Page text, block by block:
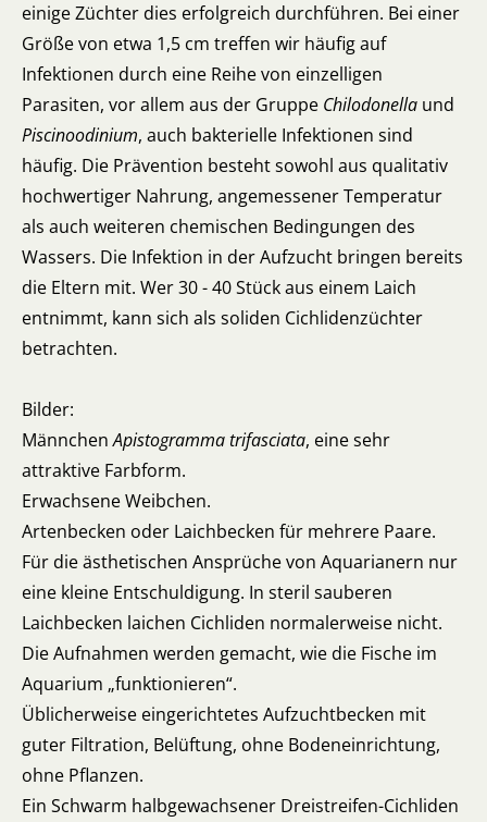
einige Züchter dies erfolgreich durchführen. Bei einer
Größe von etwa 1,5 cm treffen wir häufig auf
Infektionen durch eine Reihe von einzelligen
Parasiten, vor allem aus der Gruppe Chilodonella und
Piscinoodinium, auch bakterielle Infektionen sind
häufig. Die Prävention besteht sowohl aus qualitativ
hochwertiger Nahrung, angemessener Temperatur
als auch weiteren chemischen Bedingungen des
Wassers. Die Infektion in der Aufzucht bringen bereits
die Eltern mit. Wer 30 - 40 Stück aus einem Laich
entnimmt, kann sich als soliden Cichlidenzüchter
betrachten.
Bilder:
MännchenApistogramma trifasciata, eine sehr
attraktive Farbform.
Erwachsene Weibchen.
Artenbecken oder Laichbecken für mehrere Paare.
Für die ästhetischen Ansprüche von Aquarianern nur
eine kleine Entschuldigung. In steril sauberen
Laichbecken laichen Cichliden normalerweise nicht.
Die Aufnahmen werden gemacht, wie die Fische im
Aquarium „funktionieren“.
Üblicherweise eingerichtetes Aufzuchtbecken mit
guter Filtration, Belüftung, ohne Bodeneinrichtung,
ohne Pflanzen.
Ein Schwarm halbgewachsener Dreistreifen-Cichliden